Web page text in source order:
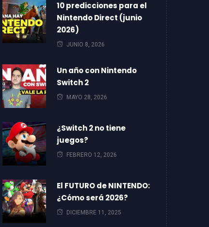
10 predicciones para el
Nintendo Direct (junio
2026)
JUNIO 8, 2026
Un año con Nintendo
Switch 2
MAYO 28, 2026
¿Switch 2 no tiene
juegos?
FEBRERO 12, 2026
El FUTURO de NINTENDO:
¿Cómo será 2026?
DICIEMBRE 11, 2025